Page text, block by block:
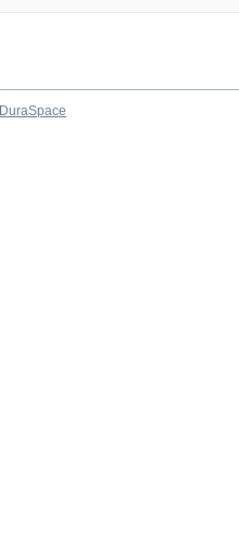
DuraSpace